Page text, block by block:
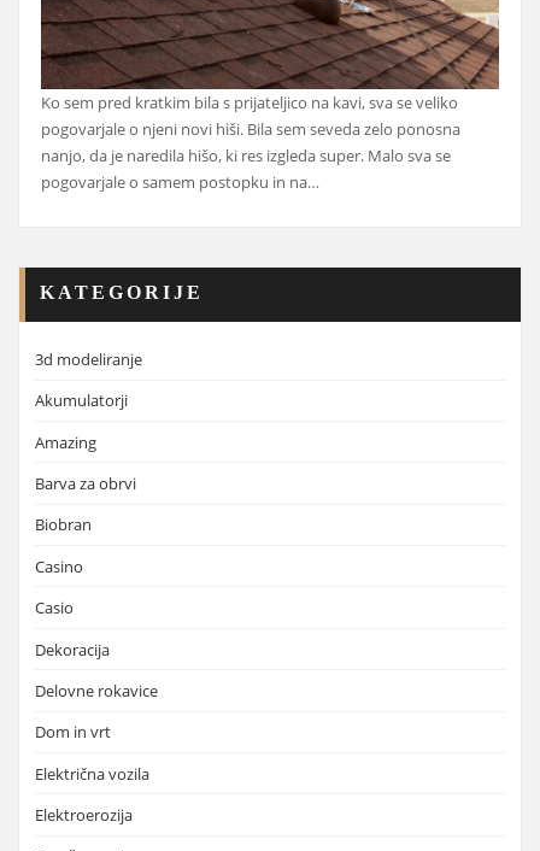
Ko sem pred kratkim bila s prijateljico na kavi, sva se veliko
pogovarjale o njeni novi hiši. Bila sem seveda zelo ponosna
nanjo, da je naredila hišo, ki res izgleda super. Malo sva se
pogovarjale o samem postopku in na…
KATEGORIJE
3d modeliranje
Akumulatorji
Amazing
Barva za obrvi
Biobran
Casino
Casio
Dekoracija
Delovne rokavice
Dom in vrt
Električna vozila
Elektroerozija